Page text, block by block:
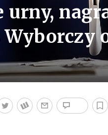
urny,